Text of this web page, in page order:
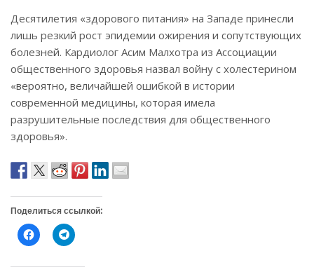
Десятилетия «здорового питания» на Западе принесли
лишь резкий рост эпидемии ожирения и сопутствующих
болезней. Кардиолог Асим Малхотра из Ассоциации
общественного здоровья назвал войну с холестерином
«вероятно, величайшей ошибкой в истории
современной медицины, которая имела
разрушительные последствия для общественного
здоровья».
Поделиться ссылкой:
Н
а
и
Н
а
и